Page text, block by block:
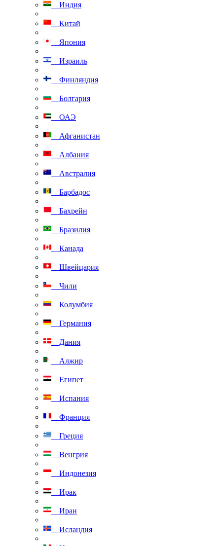
Индия
Китай
Япония
Израиль
Финляндия
Болгария
ОАЭ
Афганистан
Албания
Австралия
Барбадос
Бахрейн
Бразилия
Канада
Швейцария
Чили
Колумбия
Германия
Дания
Алжир
Египет
Испания
Франция
Греция
Венгрия
Индонезия
Ирак
Иран
Исландия